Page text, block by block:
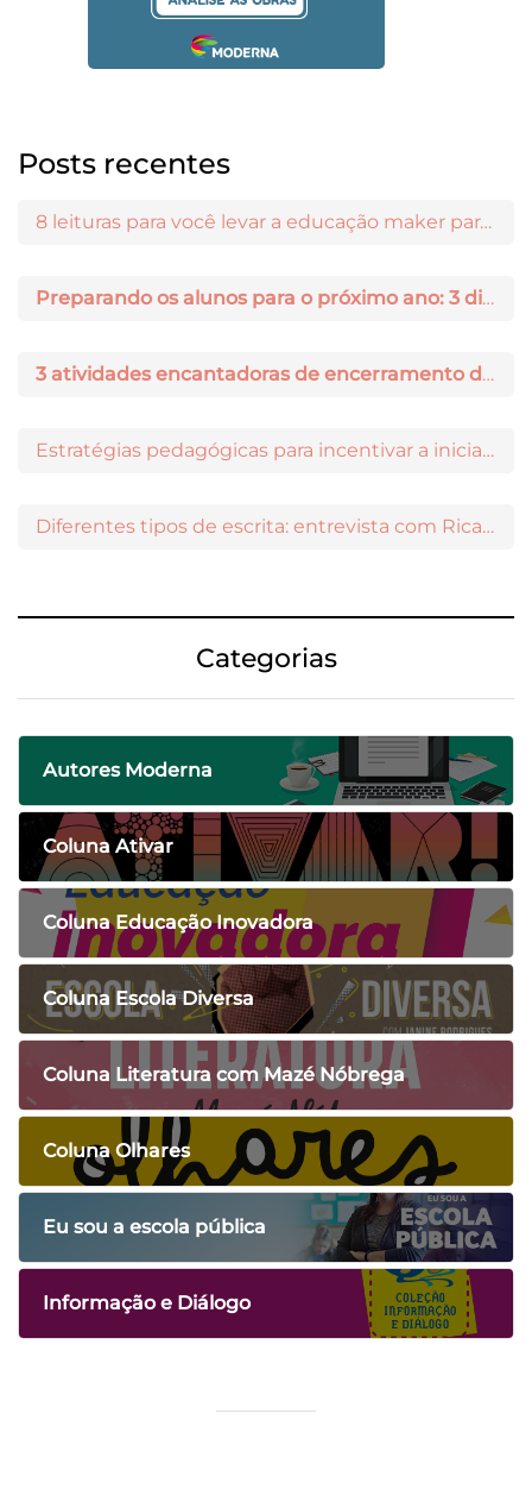
Posts recentes
8 leituras para você levar a educação maker para a sala de aula
Preparando os alunos para o próximo ano: 3 dicas práticas
3 atividades encantadoras de encerramento de ano letivo
Estratégias pedagógicas para incentivar a iniciação científica entre os estudantes
Diferentes tipos de escrita: entrevista com Ricardo Prado
Categorias
Autores Moderna
Coluna Ativar
Coluna Educação Inovadora
Coluna Escola Diversa
Coluna Literatura com Mazé Nóbrega
Coluna Olhares
Eu sou a escola pública
Informação e Diálogo